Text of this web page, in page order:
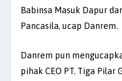
Babinsa Masuk Dapur
Pancasila, ucap Danrem.
Danrem pun
pihak CEO PT. Tiga Pilar